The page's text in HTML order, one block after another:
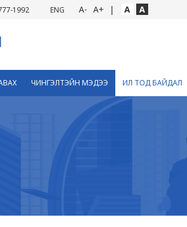
1992 ENG A- A+ | A A
ЧИНГЭЛТЭЙН МЭДЭЭ ИЛ ТОД БАЙДАЛ